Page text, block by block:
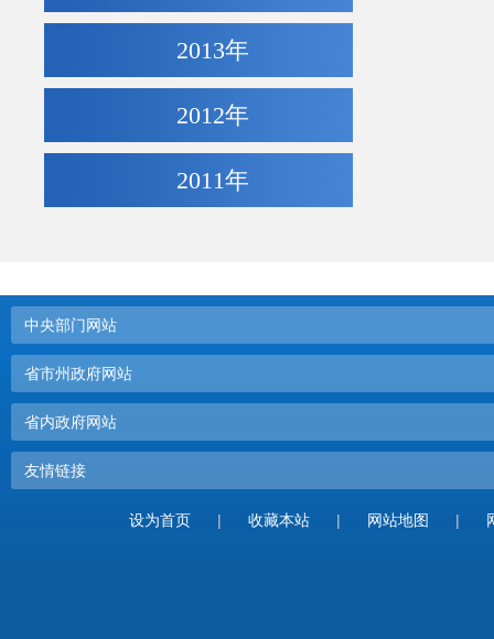
2013年
2012年
2011年
中央部门网站
省市州政府网站
省内政府网站
友情链接
设为首页 | 收藏本站 | 网站地图 |